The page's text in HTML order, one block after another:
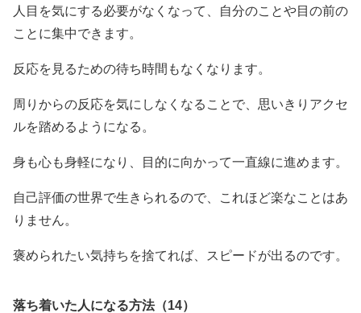
人目を気にする必要がなくなって、自分のことや目の前の
ことに集中できます。
反応を見るための待ち時間もなくなります。
周りからの反応を気にしなくなることで、思いきりアクセ
ルを踏めるようになる。
身も心も身軽になり、目的に向かって一直線に進めます。
自己評価の世界で生きられるので、これほど楽なことはあ
りません。
褒められたい気持ちを捨てれば、スピードが出るのです。
落ち着いた人になる方法（14）